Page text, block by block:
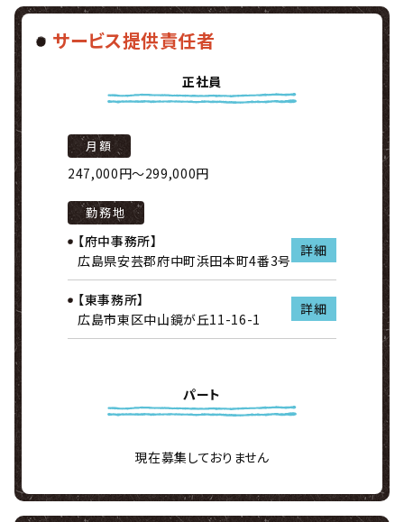
サービス提供責任者
正社員
月額
247,000円～299,000円
勤務地
【府中事務所】
広島県安芸郡府中町浜田本町4番3号
詳細
【東事務所】
広島市東区中山鏡が丘11-16-1
詳細
パート
現在募集しておりません